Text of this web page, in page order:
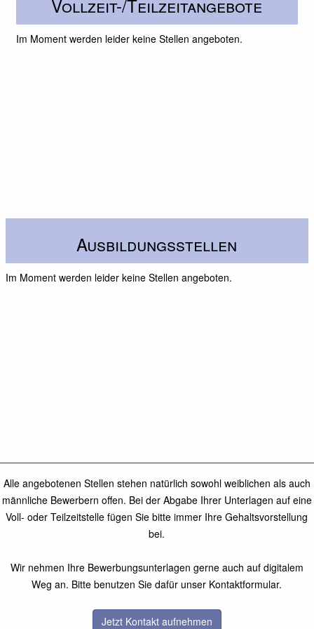
Vollzeit-/Teilzeitangebote
Im Moment werden leider keine Stellen angeboten.
Ausbildungsstellen
Im Moment werden leider keine Stellen angeboten.
Alle angebotenen Stellen stehen natürlich sowohl weiblichen als auch
männliche Bewerbern offen. Bei der Abgabe Ihrer Unterlagen auf eine
Voll- oder Teilzeitstelle fügen Sie bitte immer Ihre Gehaltsvorstellung
bei.
Wir nehmen Ihre Bewerbungsunterlagen gerne auch auf digitalem
Weg an. Bitte benutzen Sie dafür unser Kontaktformular.
Jetzt Kontakt aufnehmen